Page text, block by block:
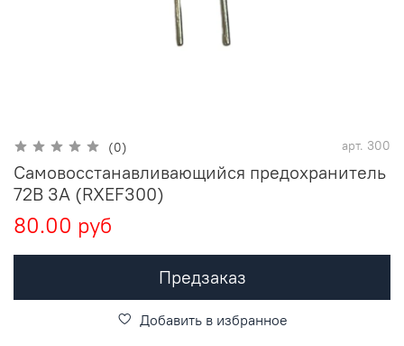
(0) арт. 300
Самовосстанавливающийся предохранитель
72В 3А (RXEF300)
80.00 руб
Предзаказ
Добавить в избранное